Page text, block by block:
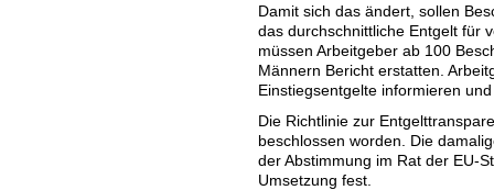
Damit sich das ändert, sollen
das durchschnittliche Entgelt für
müssen Arbeitgeber ab 100
Männern Bericht erstatten.
Einstiegsentgelte informieren
Die Richtlinie zur
beschlossen worden. Die
der Abstimmung im Rat der EU-
Umsetzung fest.